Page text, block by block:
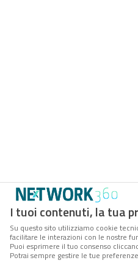
I tuoi contenuti, la tua
Su questo sito utilizziamo cookie
facilitare le interazioni con le nostre
Puoi esprimere il tuo consenso
Potrai sempre gestire le tue